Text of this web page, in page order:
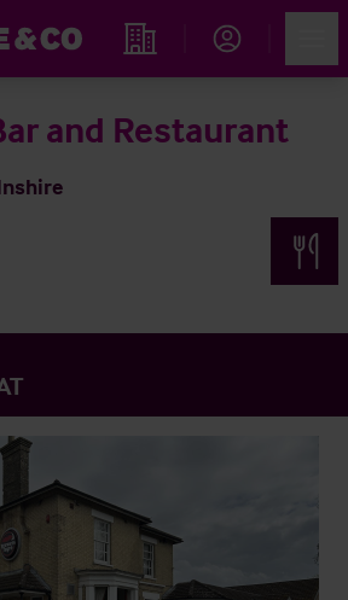
Immobiliensuche
and Restaurant